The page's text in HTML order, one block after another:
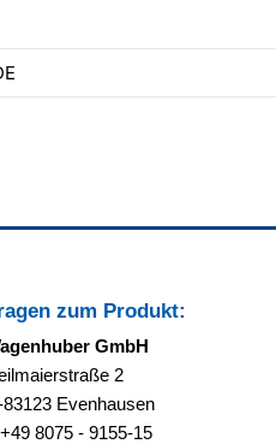
zum Produkt:
GmbH
2
83123 Evenhausen
8075 - 9155-15